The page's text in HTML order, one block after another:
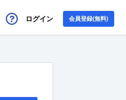
ログイン 会員登録(無料)